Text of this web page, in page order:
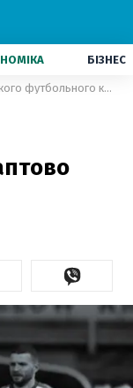
БІЗНЕС
Капітан англійського футбольного клубу раптово помер у 32 роки